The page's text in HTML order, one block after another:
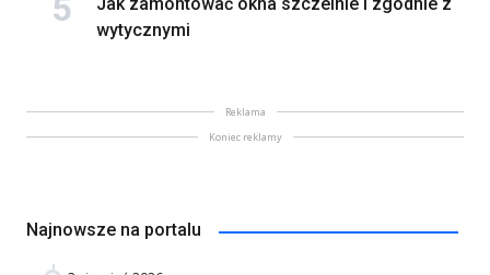
wytycznymi
Reklama
Koniec reklamy
Najnowsze na portalu